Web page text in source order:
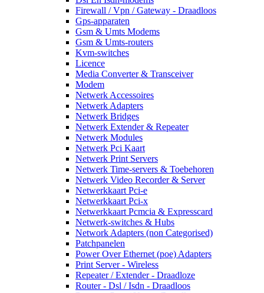
Firewall / Vpn / Gateway - Draadloos
Gps-apparaten
Gsm & Umts Modems
Gsm & Umts-routers
Kvm-switches
Licence
Media Converter & Transceiver
Modem
Netwerk Accessoires
Netwerk Adapters
Netwerk Bridges
Netwerk Extender & Repeater
Netwerk Modules
Netwerk Pci Kaart
Netwerk Print Servers
Netwerk Time-servers & Toebehoren
Netwerk Video Recorder & Server
Netwerkkaart Pci-e
Netwerkkaart Pci-x
Netwerkkaart Pcmcia & Expresscard
Netwerk-switches & Hubs
Network Adapters (non Categorised)
Patchpanelen
Power Over Ethernet (poe) Adapters
Print Server - Wireless
Repeater / Extender - Draadloze
Router - Dsl / Isdn - Draadloos